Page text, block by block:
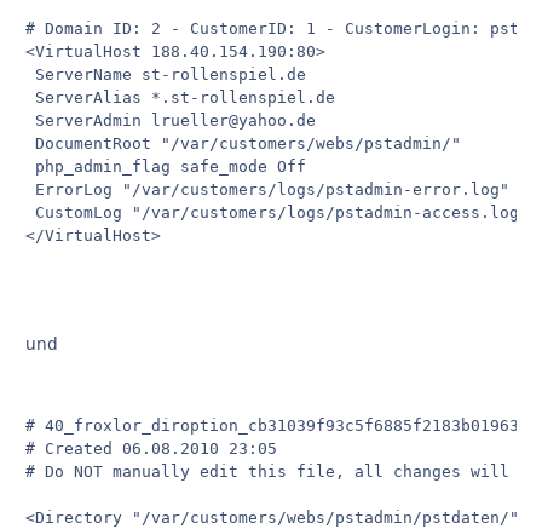
# Domain ID: 2 - CustomerID: 1 - CustomerLogin:
<VirtualHost 188.40.154.190:80>
ServerName st-rollenspiel.de
ServerAlias *.st-rollenspiel.de
ServerAdmin lrueller@yahoo.de
DocumentRoot "/var/customers/webs/pstadmin/"
php_admin_flag safe_mode Off
ErrorLog "/var/customers/logs/pstadmin-error.log"
CustomLog "/var/customers/logs/pstadmin-access.log"
und
#
# Created 06.08.2010 23:05
# Do NOT manually edit this file, all changes will
<Directory "/var/customers/webs/pstadmin/pstdaten/">